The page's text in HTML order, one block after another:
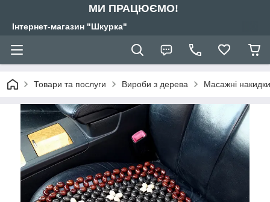
МИ ПРАЦЮЄМО!
Інтернет-магазин "Шкурка"
Товари та послуги Вироби з дерева Масажні